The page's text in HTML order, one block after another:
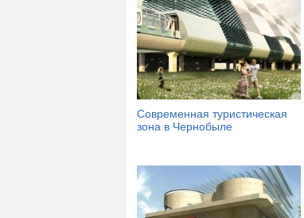
Современная туристическая
зона в Чернобыле